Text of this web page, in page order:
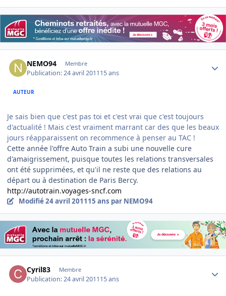
NEMO94 Membre
Publication:24 avril 201115 ans
AUTEUR
Je sais bien que c'est pas toi et c'est vrai que c'est toujours
d'actualité ! Mais c'est vraiment marrant car des que les beaux
jours réapparaissent on recommence à penser au TAC !
Cette année l'offre Auto Train a subi une nouvelle cure
d'amaigrissement, puisque toutes les relations transversales
ont été supprimées, et qu'il ne reste que des relations au
départ ou à destination de Paris Bercy.
http://autotrain.voyages-sncf.com
Modifié24 avril 201115 ans par NEMO94
Cyril83 Membre
Publication:24 avril 201115 ans